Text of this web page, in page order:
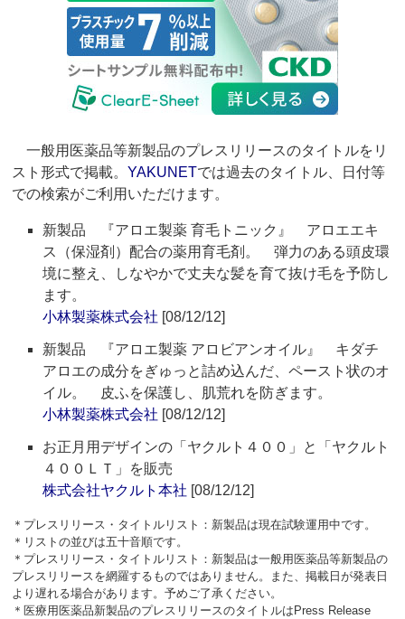
一般用医薬品等新製品のプレスリリースのタイトルをリ
スト形式で掲載。YAKUNETでは過去のタイトル、日付等
での検索がご利用いただけます。
新製品 『アロエ製薬 育毛トニック』 アロエエキ
ス（保湿剤）配合の薬用育毛剤。 弾力のある頭皮環
境に整え、しなやかで丈夫な髪を育て抜け毛を予防し
ます。
小林製薬株式会社 [08/12/12]
新製品 『アロエ製薬 アロビアンオイル』 キダチ
アロエの成分をぎゅっと詰め込んだ、ペースト状のオ
イル。 皮ふを保護し、肌荒れを防ぎます。
小林製薬株式会社 [08/12/12]
お正月用デザインの「ヤクルト４００」と「ヤクルト
４００ＬＴ」を販売
株式会社ヤクルト本社 [08/12/12]
＊プレスリリース・タイトルリスト：新製品は現在試験運用中です。
＊リストの並びは五十音順です。
＊プレスリリース・タイトルリスト：新製品は一般用医薬品等新製品の
プレスリリースを網羅するものではありません。また、掲載日が発表日
より遅れる場合があります。予めご了承ください。
＊医療用医薬品新製品のプレスリリースのタイトルはPress Release